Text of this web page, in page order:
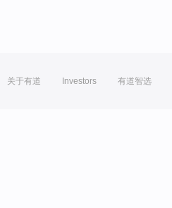
关于有道 Investors 有道智选